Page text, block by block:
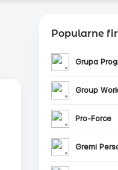
Popularne
Group
Pro-Force
Gremi